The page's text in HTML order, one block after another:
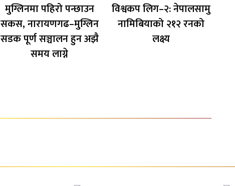
मुग्लिनमा पहिरो पन्छाउन
सकस, नारायणगढ–मुग्लिन
सडक पूर्ण सञ्चालन हुन अझै
समय लाग्ने
विश्वकप लिग–२: नेपालसामु
नामिबियाको २१२ रनको
लक्ष्य